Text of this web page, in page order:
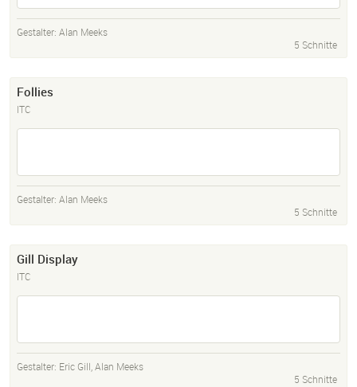
Gestalter: Alan Meeks
5 Schnitte
Follies
ITC
Gestalter: Alan Meeks
5 Schnitte
Gill Display
ITC
Gestalter: Eric Gill,Alan Meeks
5 Schnitte